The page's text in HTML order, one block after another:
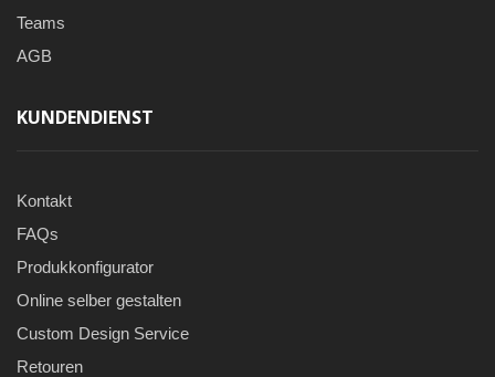
Teams
AGB
KUNDENDIENST
Kontakt
FAQs
Produkkonfigurator
Online selber gestalten
Custom Design Service
Retouren